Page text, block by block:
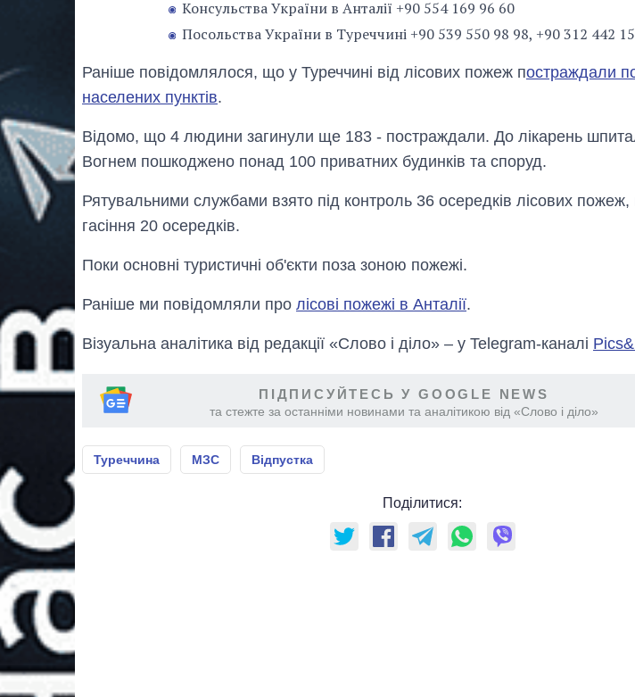
Консульства України в Анталії +90 554 169 96 60
Посольства України в Туреччині +90 539 550 98 98, +90 312 442
Раніше повідомлялося, що у Туреччині від лісових пожеж постраждали
населених пунктів.
Відомо, що 4 людини загинули ще 183 - постраждали. До лікарень
Вогнем пошкоджено понад 100 приватних будинків та споруд.
Рятувальними службами взято під контроль 36 осередків лісових
гасіння 20 осередків.
Поки основні туристичні об'єкти поза зоною пожежі.
Раніше ми повідомляли про лісові пожежі в Анталії.
Візуальна аналітика від редакції «Слово і діло» – у Telegram-каналі
ПІДПИСУЙТЕСЬ У GOOGLE NEWS
та стежте за останніми новинами та аналітикою від «Слово і діло»
Туреччина МЗС Відпустка
Поділитися: